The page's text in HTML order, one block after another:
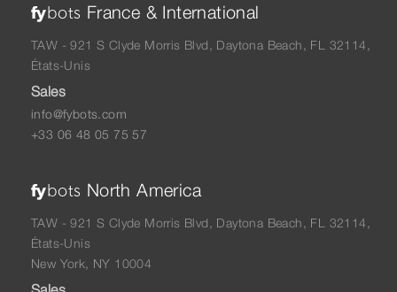
fybots France & International
TAW - 921 S Clyde Morris Blvd, Daytona Beach, FL 32114,
États-Unis
Sales
info@fybots.com
+33 06 48 05 75 57
fybots North America
TAW - 921 S Clyde Morris Blvd, Daytona Beach, FL 32114,
États-Unis
New York, NY 10004